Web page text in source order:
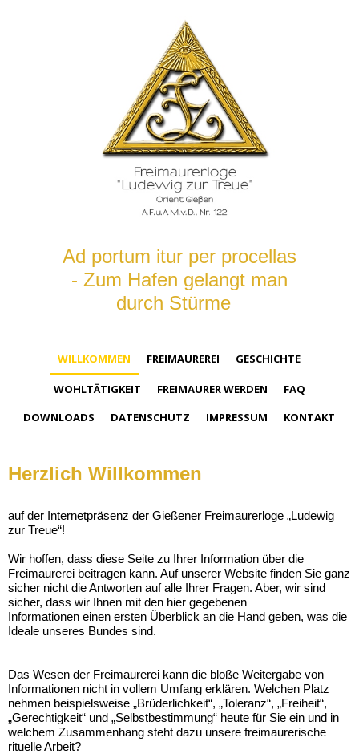
Ad portum itur per procellas
- Zum Hafen gelangt man
durch Stürme
WILLKOMMEN FREIMAUREREI GESCHICHTE
WOHLTÄTIGKEIT FREIMAURER WERDEN
FAQ
DOWNLOADS
DATENSCHUTZ IMPRESSUM KONTAKT
Herzlich Willkommen
auf der Internetpräsenz der Gießener Freimaurerloge „Ludewig
zur Treue“!
Wir hoffen, dass diese Seite zu Ihrer Information über die
Freimaurerei beitragen kann. Auf unserer Website finden Sie ganz
sicher nicht die Antworten auf alle Ihrer Fragen. Aber, wir sind
sicher, dass wir Ihnen mit den hier gegebenen
Informationen einen ersten Überblick an die Hand geben, was die
Ideale unseres Bundes sind.
Das Wesen der Freimaurerei kann die bloße Weitergabe von
Informationen nicht in vollem Umfang erklären. Welchen Platz
nehmen beispielsweise „Brüderlichkeit“, „Toleranz“, „Freiheit“,
„Gerechtigkeit“ und „Selbstbestimmung“ heute für Sie ein und in
welchem Zusammenhang steht dazu unsere freimaurerische
rituelle Arbeit?